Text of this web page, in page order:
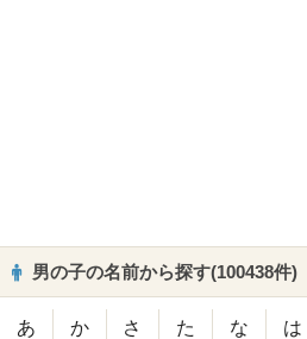
男の子の名前から探す(100438件)
あ か さ た な は